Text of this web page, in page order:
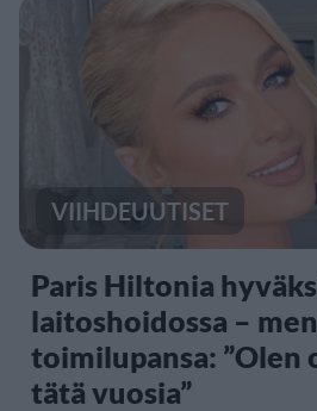
VIIHDEUUTISET
Paris Hiltonia
laitoshoidossa –
toimilupansa:
tätä vuosia”